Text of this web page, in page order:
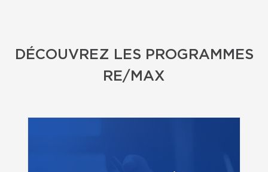
DÉCOUVREZ LES PROGRAMMES
RE/MAX